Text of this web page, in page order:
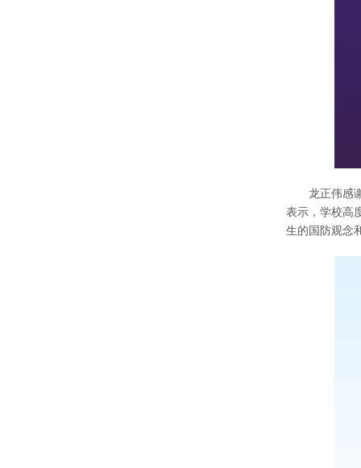
龙正伟感
表示，学校高
生的国防观念